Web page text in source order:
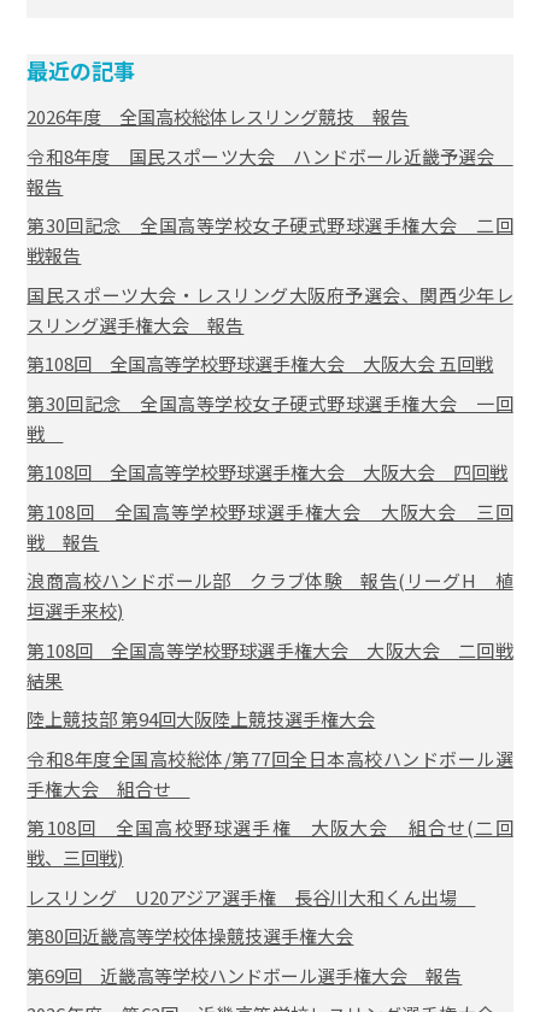
最近の記事
2026年度 全国高校総体レスリング競技 報告
令和8年度 国民スポーツ大会 ハンドボール近畿予選会
報告
第30回記念 全国高等学校女子硬式野球選手権大会 二回
戦報告
国民スポーツ大会・レスリング大阪府予選会、関西少年レ
スリング選手権大会 報告
第108回 全国高等学校野球選手権大会 大阪大会 五回戦
第30回記念 全国高等学校女子硬式野球選手権大会 一回
戦
第108回 全国高等学校野球選手権大会 大阪大会 四回戦
第108回 全国高等学校野球選手権大会 大阪大会 三回
戦 報告
浪商高校ハンドボール部 クラブ体験 報告(リーグH 植
垣選手来校)
第108回 全国高等学校野球選手権大会 大阪大会 二回戦
結果
陸上競技部 第94回大阪陸上競技選手権大会
令和8年度全国高校総体/第77回全日本高校ハンドボール選
手権大会 組合せ
第108回 全国高校野球選手権 大阪大会 組合せ(二回
戦、三回戦)
レスリング U20アジア選手権 長谷川大和くん出場
第80回近畿高等学校体操競技選手権大会
第69回 近畿高等学校ハンドボール選手権大会 報告